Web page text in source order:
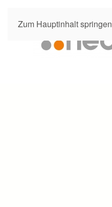
Zum Hauptinhalt springen